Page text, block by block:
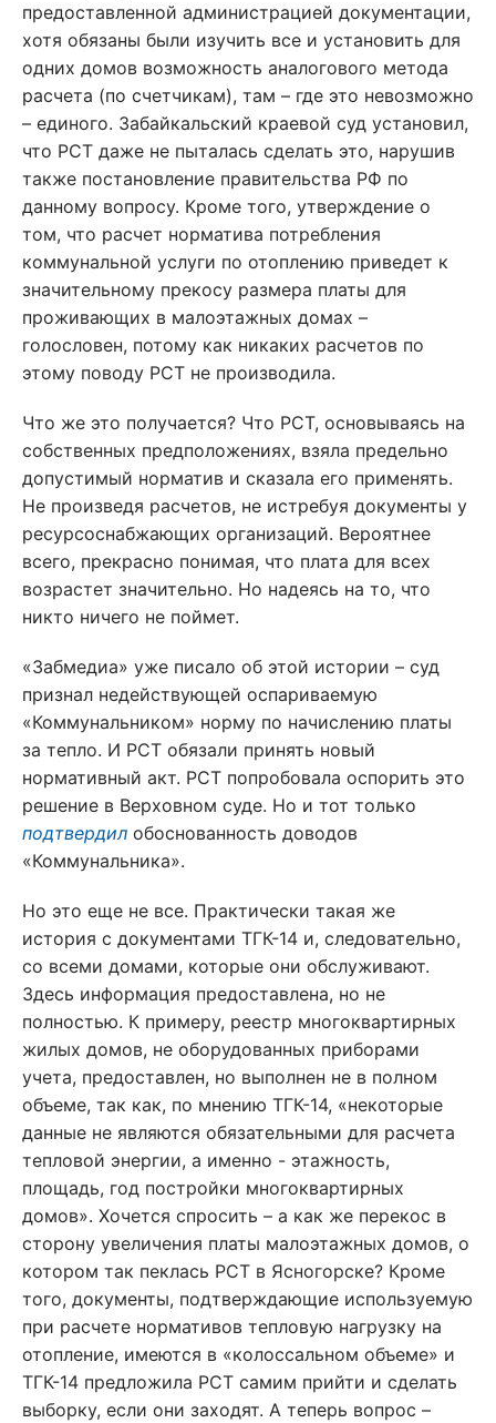
предоставленной администрацией документации,
хотя обязаны были изучить все и установить для
одних домов возможность аналогового метода
расчета (по счетчикам), там – где это невозможно
– единого. Забайкальский краевой суд установил,
что РСТ даже не пыталась сделать это, нарушив
также постановление правительства РФ по
данному вопросу. Кроме того, утверждение о
том, что расчет норматива потребления
коммунальной услуги по отоплению приведет к
значительному прекосу размера платы для
проживающих в малоэтажных домах –
голословен, потому как никаких расчетов по
этому поводу РСТ не производила.
Что же это получается? Что РСТ, основываясь на
собственных предположениях, взяла предельно
допустимый норматив и сказала его применять.
Не произведя расчетов, не истребуя документы у
ресурсоснабжающих организаций. Вероятнее
всего, прекрасно понимая, что плата для всех
возрастет значительно. Но надеясь на то, что
никто ничего не поймет.
«Забмедиа» уже писало об этой истории – суд
признал недействующей оспариваемую
«Коммунальником» норму по начислению платы
за тепло. И РСТ обязали принять новый
нормативный акт. РСТ попробовала оспорить это
решение в Верховном суде. Но и тот только
подтвердил обоснованность доводов
«Коммунальника».
Но это еще не все. Практически такая же
история с документами ТГК-14 и, следовательно,
со всеми домами, которые они обслуживают.
Здесь информация предоставлена, но не
полностью. К примеру, реестр многоквартирных
жилых домов, не оборудованных приборами
учета, предоставлен, но выполнен не в полном
объеме, так как, по мнению ТГК-14, «некоторые
данные не являются обязательными для расчета
тепловой энергии, а именно - этажность,
площадь, год постройки многоквартирных
домов». Хочется спросить – а как же перекос в
сторону увеличения платы малоэтажных домов, о
котором так пеклась РСТ в Ясногорске? Кроме
того, документы, подтверждающие используемую
при расчете нормативов тепловую нагрузку на
отопление, имеются в «колоссальном объеме» и
ТГК-14 предложила РСТ самим прийти и сделать
выборку, если они заходят. А теперь вопрос –